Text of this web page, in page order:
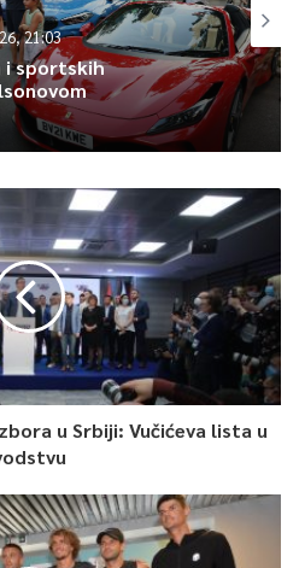
0
Rating
21:03
i sportskih
u Srbiji: Vučićeva lista u